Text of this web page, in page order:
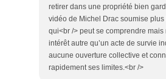
retirer dans une propriété bien
vidéo de Michel Drac soumise
qui<br /> peut se comprendre
intérêt autre qu’un acte de survie
aucune ouverture collective et
rapidement ses limites.<br />